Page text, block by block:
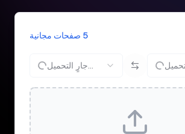
5 صفحات مجانية
جارٍ التحميل...